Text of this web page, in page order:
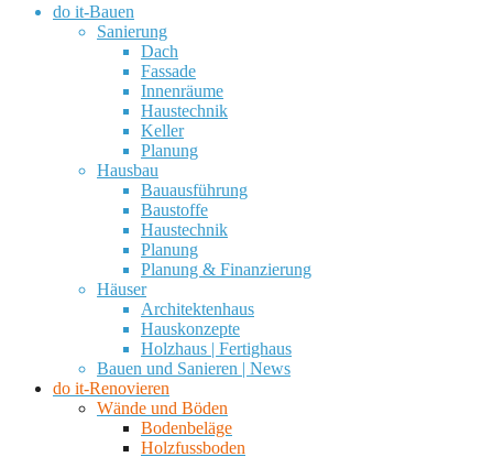
do it-Bauen
Sanierung
Dach
Fassade
Innenräume
Haustechnik
Keller
Planung
Hausbau
Bauausführung
Baustoffe
Haustechnik
Planung
Planung & Finanzierung
Häuser
Architektenhaus
Hauskonzepte
Holzhaus | Fertighaus
Bauen und Sanieren | News
do it-Renovieren
Wände und Böden
Bodenbeläge
Holzfussboden